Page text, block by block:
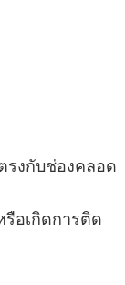
รงกับช่องคลอด
รือเกิดการติด